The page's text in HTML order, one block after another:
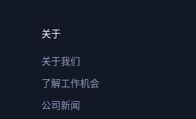
关于
关于我们
了解工作机会
公司新闻